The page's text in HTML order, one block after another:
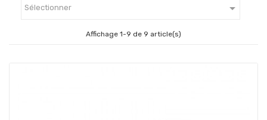
Sélectionner 
Affichage 1-9 de 9 article(s)